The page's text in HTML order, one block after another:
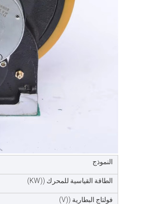
النموذج
الطاقة القياسية للمحرك ((KW)
فولتاج البطارية ((V)